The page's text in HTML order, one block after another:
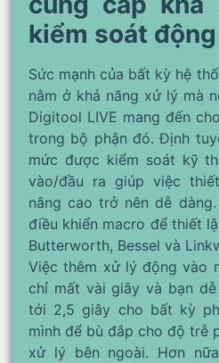
kiểm soát
Sức mạnh của bất kỳ hệ
nằm ở khả năng xử lý mà
Digitool LIVE mang đến
trong bộ phận đó. Định
mức được kiểm soát kỹ
vào/đầu ra giúp việc
nâng cao trở nên dễ
điều khiển macro để thiết
Butterworth, Bessel và
Việc thêm xử lý động vào
chỉ mất vài giây và bạn
tới 2,5 giây cho bất kỳ
mình để bù đắp cho độ trễ
xử lý bên ngoài. Hơn